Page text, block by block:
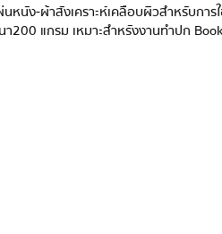
สังเคราะห์เคลือบผิวสำหรับการใช้ง
า200 แกรม เหมาะสำหรังงานทำปก